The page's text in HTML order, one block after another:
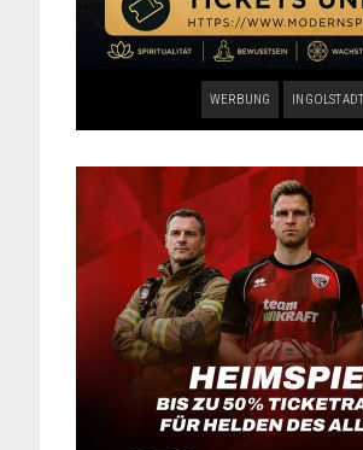
WERBUNG INGOLSTADT